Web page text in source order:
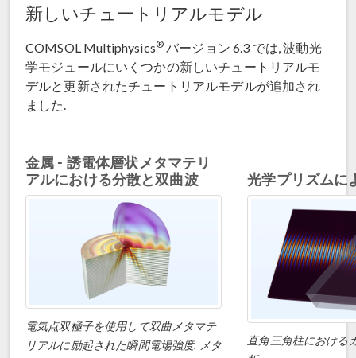
新しいチュートリアルモデル
COMSOL Multiphysics® バージョン 6.3 では, 波動光
学モジュールにいくつかの新しいチュートリアルモ
デルと更新されたチュートリアルモデルが追加され
ました.
金属 - 誘電体層状メタマテリ
アルにおける分散と双曲波
電気点双極子を使用して双曲メタマテ
リアルに励起された瞬間電場強度. メタ
光学プリズムに
直角三角柱における